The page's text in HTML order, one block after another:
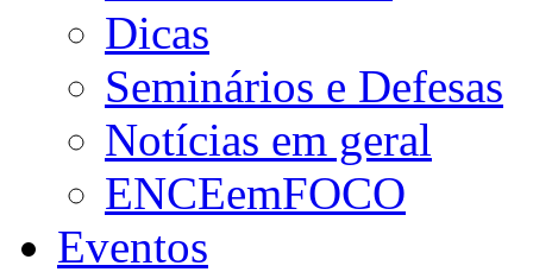
Dicas
Seminários e Defesas
Notícias em geral
ENCEemFOCO
Eventos